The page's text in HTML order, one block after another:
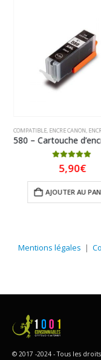
COMPATIBLE, ENCRE CANON, ENCRE
5.00 sur 5
5,90€
AJOUTER AU
Mentions légales |
© 2017 -2024 - Tous les